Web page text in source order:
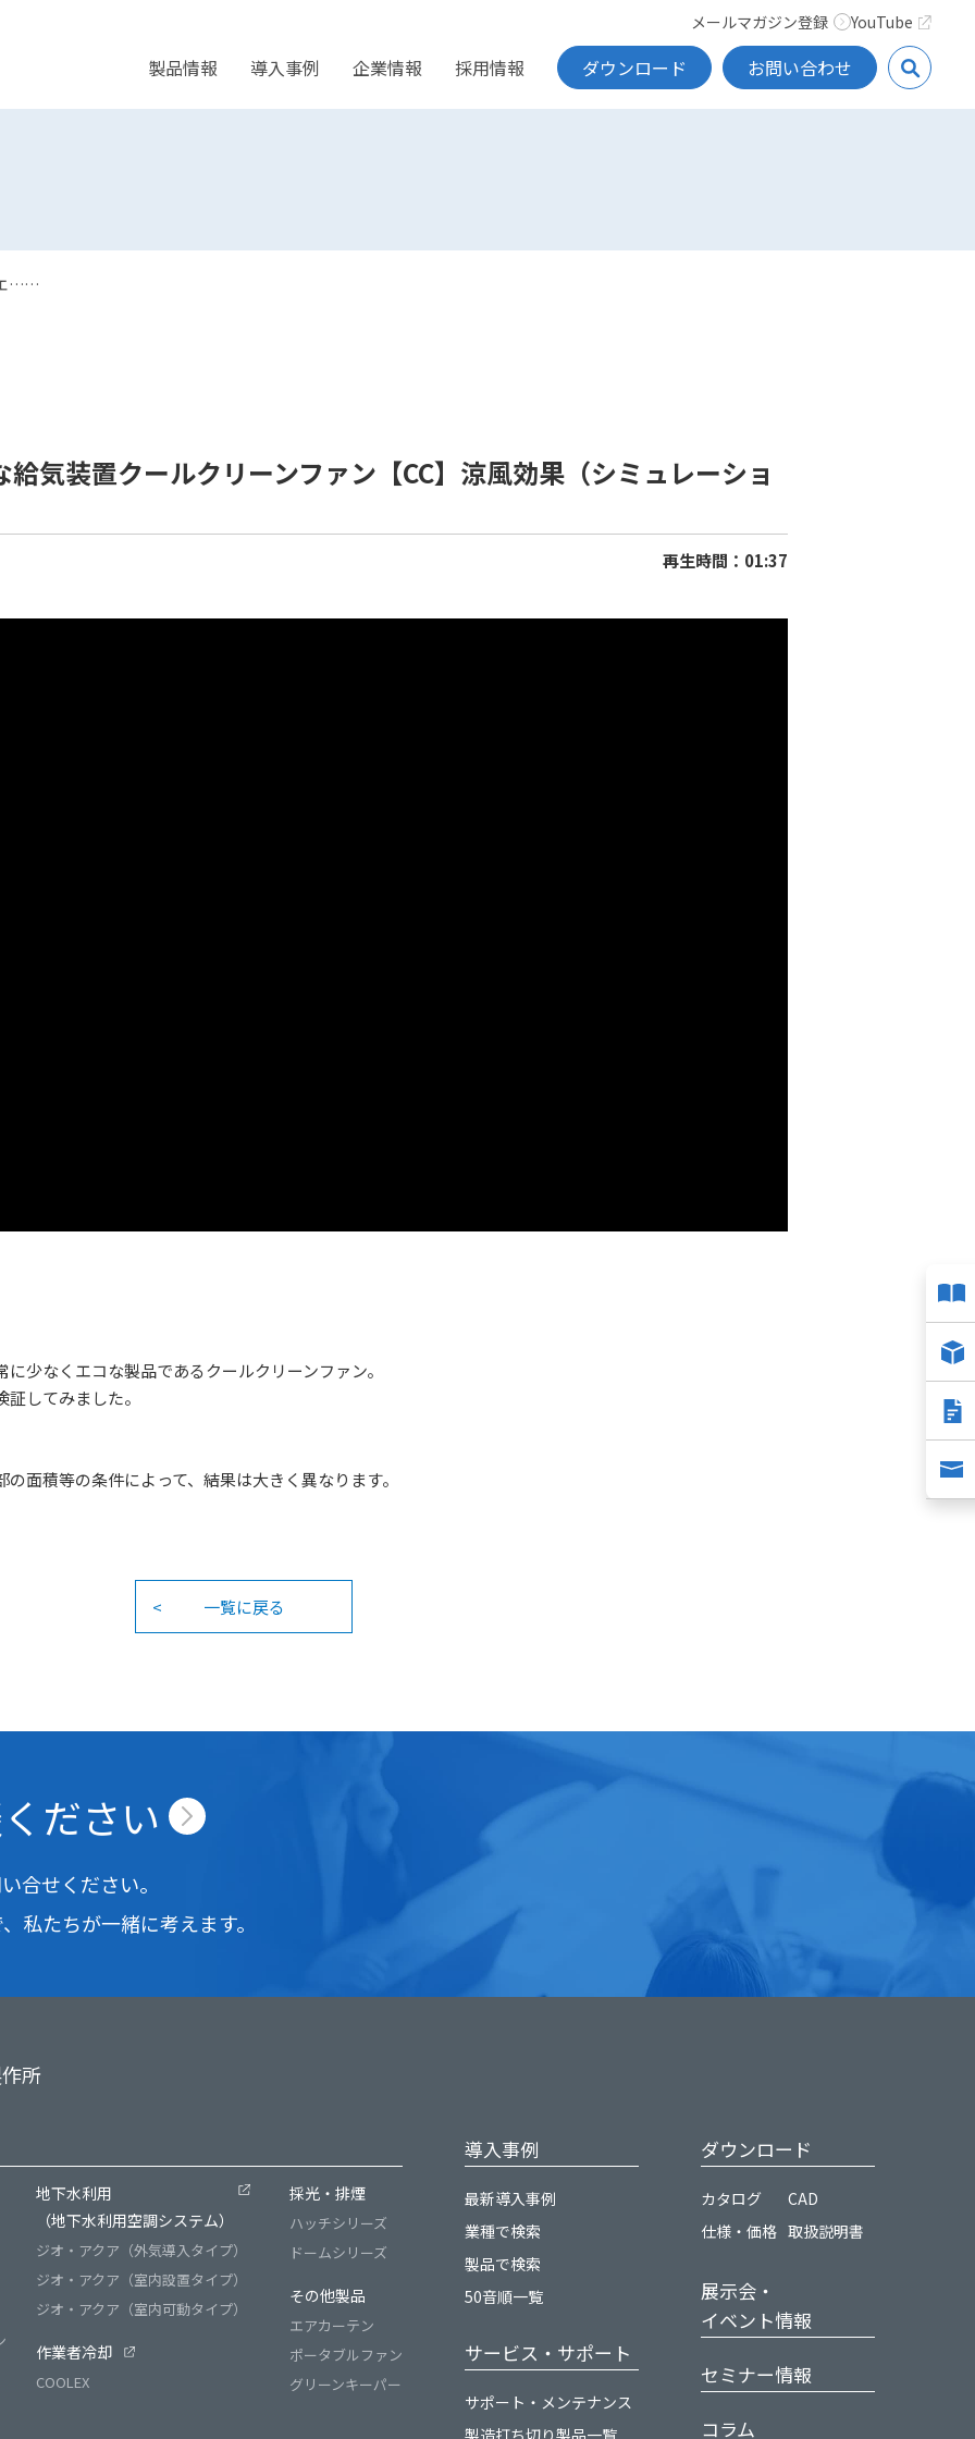
製品情報 導入事例 企業情報 採用情報 ダウンロード お問い合わせ
メールマガジン登録 YouTube
……
気装置クールクリーンファン【CC】涼風効果（シミュレーショ
再生時間：01:37
少なくエコな製品であるクールクリーンファン。
してみました。
面積等の条件によって、結果は大きく異なります。
一覧に戻る
ださい
合せください。
私たちが一緒に考えます。
所
地下水利用
（地下水利用空調システム）
ジオ・アクア（外気導入タイプ）
ジオ・アクア（室内設置タイプ）
ジオ・アクア（室内可動タイプ）
作業者冷却
COOLEX
採光・排煙
ハッチシリーズ
ドームシリーズ
その他製品
エアカーテン
ポータブルファン
グリーンキーパー
導入事例
最新導入事例
業種で検索
製品で検索
50音順一覧
サービス・サポート
サポート・メンテナンス
製造打ち切り製品一覧
ダウンロード
カタログ
CAD
仕様・価格 取扱説明書
展示会・
イベント情報
セミナー情報
コラム